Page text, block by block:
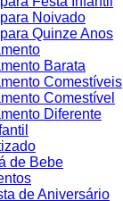
Noivado
Quinze Anos
Barata
Comestíveis
Comestível
Diferente
de Bebe
de Aniversário